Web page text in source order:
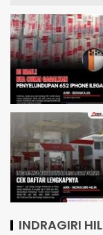
INDRAGIRI